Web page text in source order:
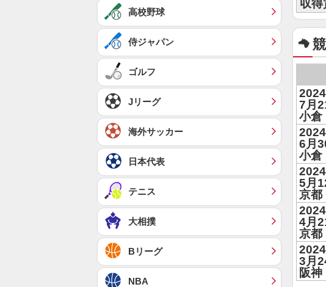
収得
7月
小倉
6月
小倉
5月
京都
4月
京都
3月
阪神
高校野球
侍ジャパン
ゴルフ
Jリーグ
海外サッカー
日本代表
テニス
大相撲
Bリーグ
NBA